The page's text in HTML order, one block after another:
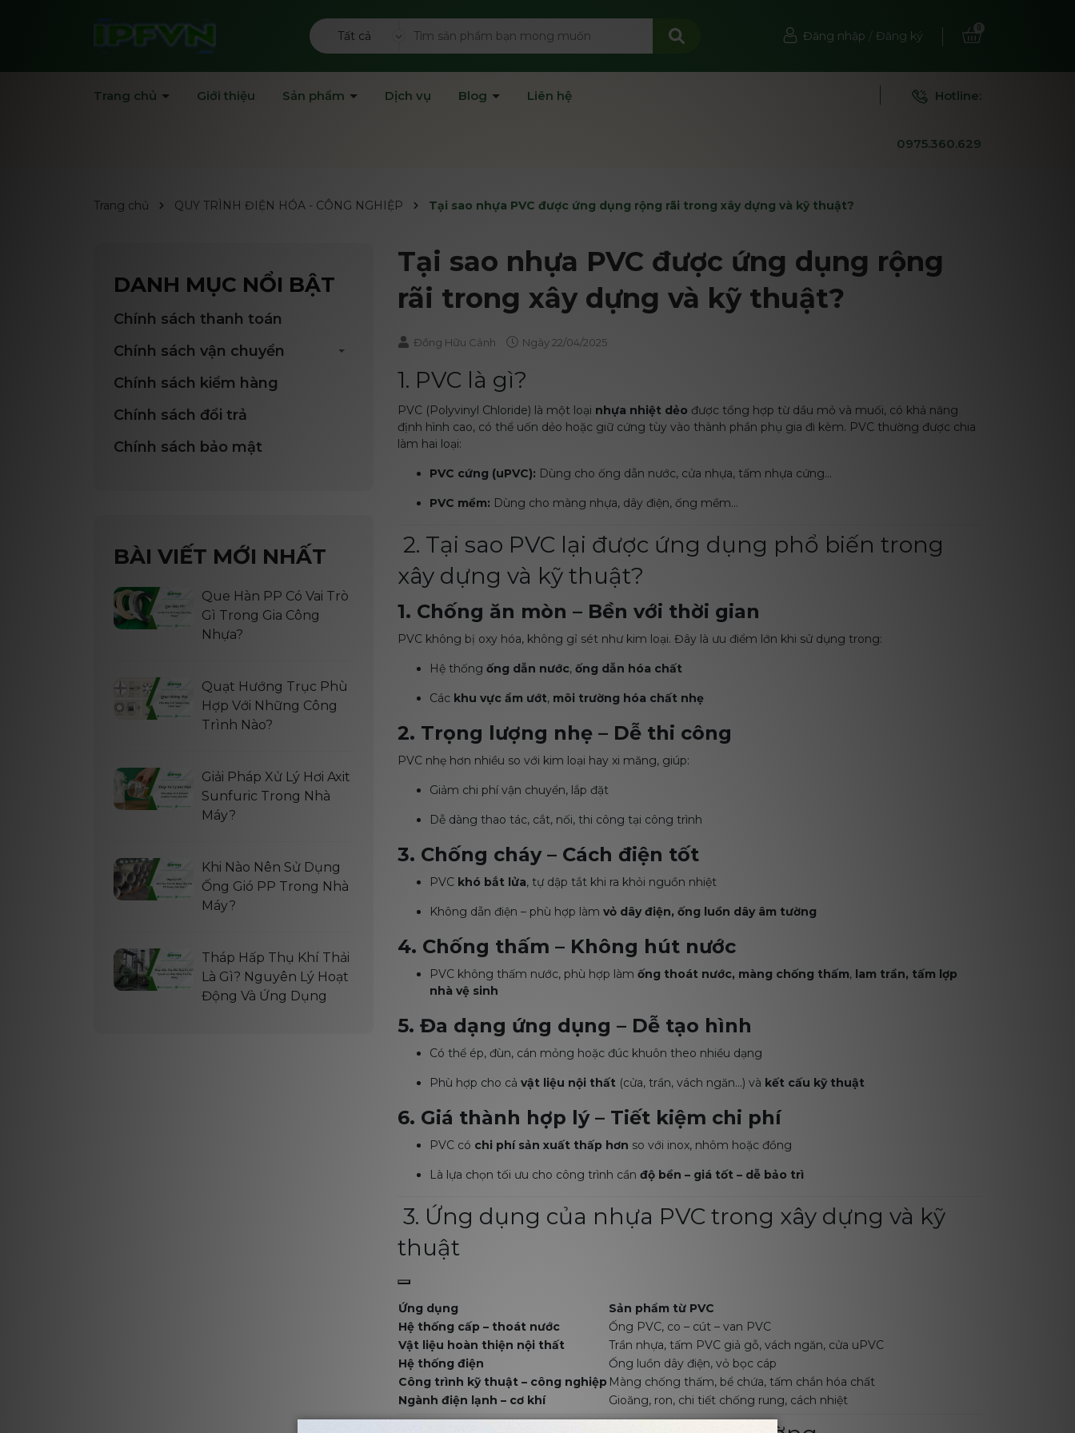
Tất cả Đăng nhập / Đăng ký
0
Trang chủ Giới thiệu Sản phẩm Dịch vụ Blog Liên hệ Hotline:
0975.360.629
Trang chủ QUY TRÌNH ĐIỆN HÓA - CÔNG NGHIỆP Tại sao nhựa PVC được ứng dụng rộng rãi trong xây dựng và kỹ thuật?
Tại sao nhựa PVC được ứng dụng rộng
rãi trong xây dựng và kỹ thuật?
Đồng Hữu Cảnh Ngày22/04/2025
1. PVC là gì?
PVC (Polyvinyl Chloride) là một loại nhựa nhiệt dẻo được tổng hợp từ dầu mỏ và muối, có khả năng
định hình cao, có thể uốn dẻo hoặc giữ cứng tùy vào thành phần phụ gia đi kèm. PVC thường được chia
làm hai loại:
PVC cứng (uPVC): Dùng cho ống dẫn nước, cửa nhựa, tấm nhựa cứng...
PVC mềm: Dùng cho màng nhựa, dây điện, ống mềm…
2. Tại sao PVC lại được ứng dụng phổ biến trong
xây dựng và kỹ thuật?
1. Chống ăn mòn – Bền với thời gian
PVC không bị oxy hóa, không gỉ sét như kim loại. Đây là ưu điểm lớn khi sử dụng trong:
Hệ thống ống dẫn nước, ống dẫn hóa chất
Các khu vực ẩm ướt, môi trường hóa chất nhẹ
2. Trọng lượng nhẹ – Dễ thi công
PVC nhẹ hơn nhiều so với kim loại hay xi măng, giúp:
Giảm chi phí vận chuyển, lắp đặt
Dễ dàng thao tác, cắt, nối, thi công tại công trình
3. Chống cháy – Cách điện tốt
PVC khó bắt lửa, tự dập tắt khi ra khỏi nguồn nhiệt
Không dẫn điện – phù hợp làm vỏ dây điện, ống luồn dây âm tường
4. Chống thấm – Không hút nước
PVC không thấm nước, phù hợp làm ống thoát nước, màng chống thấm, lam trần, tấm lợp
nhà vệ sinh
5. Đa dạng ứng dụng – Dễ tạo hình
Có thể ép, đùn, cán mỏng hoặc đúc khuôn theo nhiều dạng
Phù hợp cho cả vật liệu nội thất (cửa, trần, vách ngăn...) và kết cấu kỹ thuật
6. Giá thành hợp lý – Tiết kiệm chi phí
PVC có chi phí sản xuất thấp hơn so với inox, nhôm hoặc đồng
Là lựa chọn tối ưu cho công trình cần độ bền – giá tốt – dễ bảo trì
3. Ứng dụng của nhựa PVC trong xây dựng và kỹ
thuật
Ứng dụng
Sản phẩm từ PVC
Hệ thống cấp – thoát nước
Ống PVC, co – cút – van PVC
Vật liệu hoàn thiện nội thất
Trần nhựa, tấm PVC giả gỗ, vách ngăn, cửa uPVC
Hệ thống điện
Ống luồn dây điện, vỏ bọc cáp
Công trình kỹ thuật – công nghiệp Màng chống thấm, bể chứa, tấm chắn hóa chất
Ngành điện lạnh – cơ khí
Gioăng, ron, chi tiết chống rung, cách nhiệt
DANH MỤC NỔI BẬT
Chính sách thanh toán
Chính sách vận chuyển
Chính sách kiểm hàng
Chính sách đổi trả
Chính sách bảo mật
BÀI VIẾT MỚI NHẤT
Que Hàn PP Có Vai Trò
Gì Trong Gia Công
Nhựa?
Quạt Hướng Trục Phù
Hợp Với Những Công
Trình Nào?
Giải Pháp Xử Lý Hơi Axit
Sunfuric Trong Nhà
Máy?
Khi Nào Nên Sử Dụng
Ống Gió PP Trong Nhà
Máy?
Tháp Hấp Thụ Khí Thải
Là Gì? Nguyên Lý Hoạt
Động Và Ứng Dụng